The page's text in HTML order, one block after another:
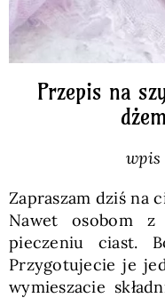
Przepis na
wpis
Zapraszam dziś na
Nawet osobom z
pieczeniu ciast.
Przygotujecie je
wymieszacie